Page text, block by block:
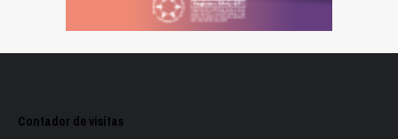
Contador de visitas